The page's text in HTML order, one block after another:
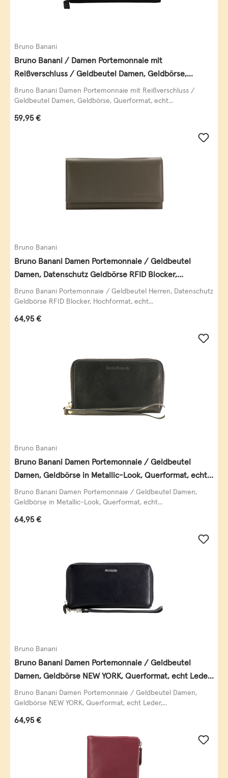
Bruno Banani
Bruno Banani / Damen Portemonnaie mit
Reißverschluss / Geldbeutel Damen, Geldbörse,
Querformat, echt Leder, black/white/red
Bruno Banani Damen Portemonnaie mit Reißverschluss /
Geldbeutel Damen, Geldbörse, Querformat, echt...
Regulärer Preis:
59,95 €
Bruno Banani
Bruno Banani Damen Portemonnaie / Geldbeutel
Damen, Datenschutz Geldbörse RFID Blocker,
Querformat, echt Leder, taupe
Bruno Banani Portemonnaie / Geldbeutel Herren, Datenschutz
Geldbörse RFID Blocker, Hochformat, echt...
Regulärer Preis:
64,95 €
Bruno Banani
Bruno Banani Damen Portemonnaie / Geldbeutel
Damen, Geldbörse in Metallic-Look, Querformat, echt
Leder, schwarz-gold
Bruno Banani Damen Portemonnaie / Geldbeutel Damen,
Geldbörse in Metallic-Look, Querformat, echt...
Regulärer Preis:
64,95 €
Bruno Banani
Bruno Banani Damen Portemonnaie / Geldbeutel
Damen, Geldbörse NEW YORK, Querformat, echt Leder,
schwarz
Bruno Banani Damen Portemonnaie / Geldbeutel Damen,
Geldbörse NEW YORK, Querformat, echt Leder,...
Regulärer Preis:
64,95 €